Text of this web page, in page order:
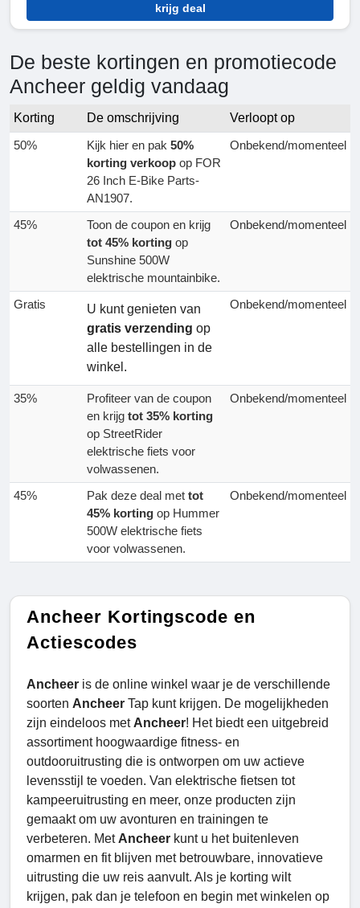
krijg deal
De beste kortingen en promotiecode
Ancheer geldig vandaag
Korting De omschrijving
Verloopt op
50%
Kijk hier en pak 50%
korting verkoop op FOR
26 Inch E-Bike Parts-
AN1907.
Onbekend/momenteel
45%
Toon de coupon en krijg
tot 45% korting op
Sunshine 500W
elektrische mountainbike.
Onbekend/momenteel
Gratis
U kunt genieten van
gratis verzending op
alle bestellingen in de
winkel.
Onbekend/momenteel
35%
Profiteer van de coupon
en krijg tot 35% korting
op StreetRider
elektrische fiets voor
volwassenen.
Onbekend/momenteel
45% Pak deze deal met tot
45% korting op Hummer
500W elektrische fiets
voor volwassenen.
Onbekend/momenteel
Ancheer Kortingscode en
Actiescodes
Ancheer is de online winkel waar je de verschillende
soorten Ancheer Tap kunt krijgen. De mogelijkheden
zijn eindeloos met Ancheer! Het biedt een uitgebreid
assortiment hoogwaardige fitness- en
outdooruitrusting die is ontworpen om uw actieve
levensstijl te voeden. Van elektrische fietsen tot
kampeeruitrusting en meer, onze producten zijn
gemaakt om uw avonturen en trainingen te
verbeteren. Met Ancheer kunt u het buitenleven
omarmen en fit blijven met betrouwbare, innovatieve
uitrusting die uw reis aanvult. Als je korting wilt
krijgen, pak dan je telefoon en begin met winkelen op